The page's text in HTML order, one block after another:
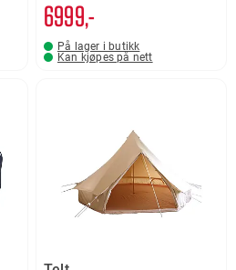
6999,-
På lager i butikk
Kan kjøpes på nett